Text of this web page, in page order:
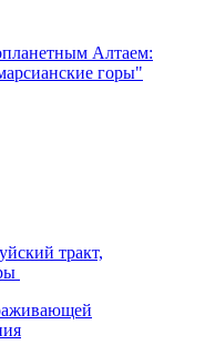
тракт,